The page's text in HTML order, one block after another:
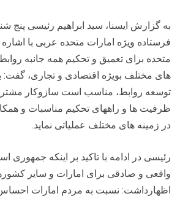
به گزارش ایسنا، سید ابراهیم رئیسی پنج
فرستاده ویژه امارات متحده عربی با
متحده برای تعمیق و تحکیم همه جانبه روابط
های مختلف بویژه اقتصادی و تجاری، گفت:
توسعه روابط، مناسب است سازوکار
ظرفیت ها و راههای تحکیم مناسبات و
در زمینه های مختلف عملیاتی نماید.
رئیسی در ادامه با تاکید بر اینکه جمهوری
واقعی و صادقی برای امارات و سایر
اظهارداشت: نسبت به مردم امارات احساس